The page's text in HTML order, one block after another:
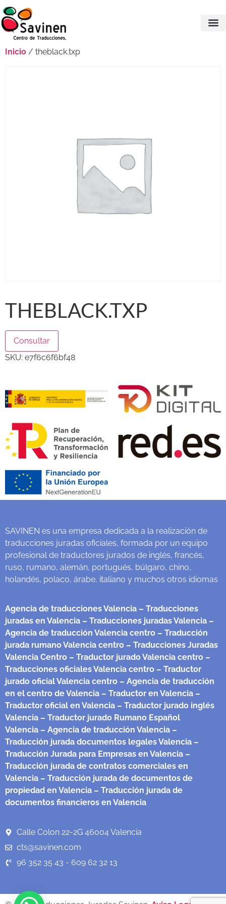
Inicio / theblack.txp
THEBLACK.TXP
Consultar
SKU: e7f6c6f6bf48
SAVINEN es una empresa dedicada a la realización de
traducciones juradas oficiales, formada por un equipo
profesional de traductores jurados de inglés, francés,
ruso, rumano, alemán, portugués, búlgaro, chino,
holandés, polaco, árabe, italiano y muchos otros idiomas
Agencia de traducciones Valencia – Traducciones
juradas en Valencia – Traducciones juradas Valencia –
Agencia de traducción Valencia centro – Traducción
jurada rumano Valencia centro – Traducciones Juradas
Valencia Centro – Traductor jurado Valencia centro –
Traducciones oficiales Valencia centro – Traductor
jurado oficial Valencia centro – Agencia de traducción
en el centro de Valencia – Traductor en Valencia –
Traductor oficial en Valencia – Traductor jurado inglés
Valencia – Traductor jurado Rumano Español
Valencia – Agencia de traducción Valencia –
Traducción jurada documentos legales Valencia –
Traducción Jurada para Empresas en Valencia –
Traducción jurada de contratos comerciales en
Valencia – Traducción jurada de documentos de
propiedad en Valencia – Traducción jurada de
documentos financieros en Valencia
Calle Colon 22-2G 46004 Valencia
cts@savinen.com
96 352 35 43 - 609 62 32 13